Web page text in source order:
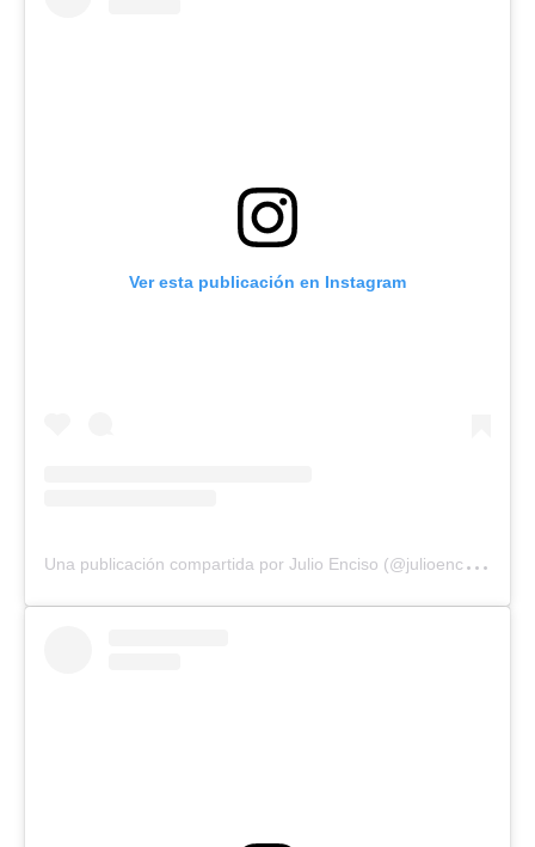
Ver esta publicación en Instagram
U
na publicación compartida por Julio Enciso (@julioenciso.33)